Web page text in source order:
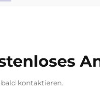
kontaktieren.